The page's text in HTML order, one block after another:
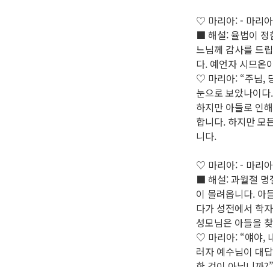
♡ 마리아: - 마리
■ 해설: 율법이 정
느님께 감사를 드
다. 예언자 시므온
♡ 마리아: “주님,
눈으로 보았나이다
하지만 아들로 인
합니다. 하지만 모
니다.
♡ 마리아: - 마리
■ 해설: 과월절 명
이 몰려옵니다. 아
다가 성전에서 학
성모님은 아들을
♡ 마리아: “얘야,
러자 예수님이 대